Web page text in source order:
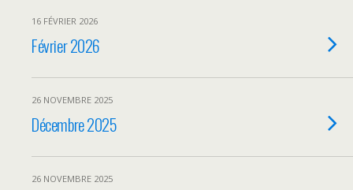
16 FÉVRIER 2026
Février 2026
26 NOVEMBRE 2025
Décembre 2025
26 NOVEMBRE 2025